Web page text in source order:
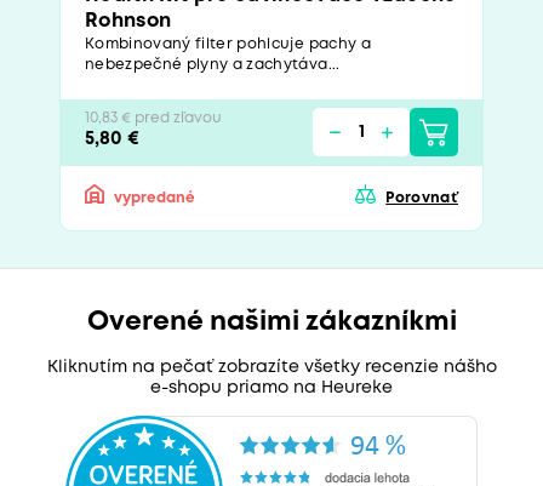
Rohnson
Kombinovaný filter pohlcuje pachy a
nebezpečné plyny a zachytáva...
10,83 € pred zľavou
5,80 €
vypredané Porovnať
Overené našimi zákazníkmi
Kliknutím na pečať zobrazíte všetky recenzie nášho
e-shopu priamo na Heureke